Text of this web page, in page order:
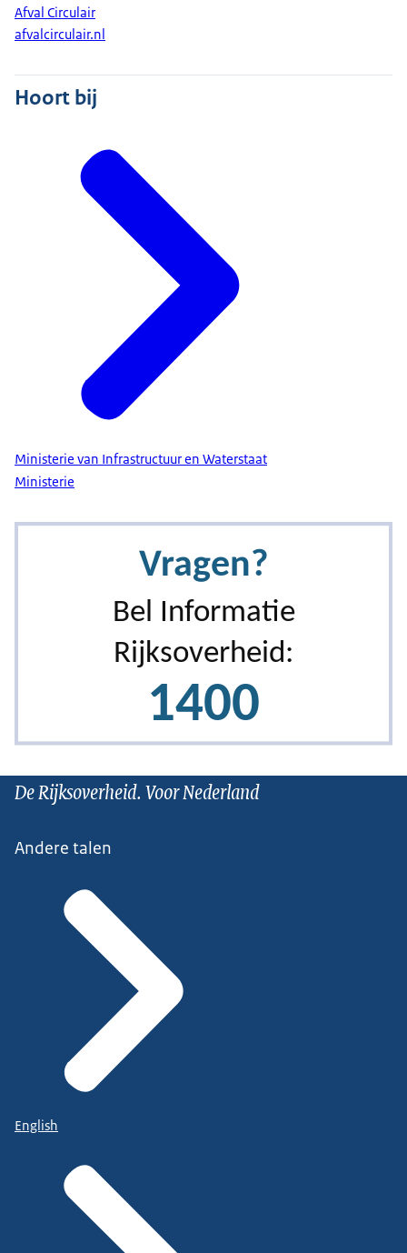
Afval Circulair
afvalcirculair.nl
Hoort bij
Ministerie van Infrastructuur en Waterstaat
Ministerie
De Rijksoverheid. Voor Nederland
Andere talen
English